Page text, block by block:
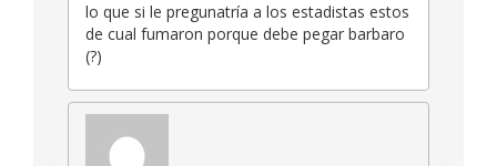
lo que si le pregunatría a los estadistas estos
de cual fumaron porque debe pegar barbaro
(?)